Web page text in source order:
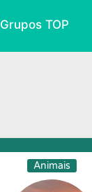
Grupos TOP
Novelas
Animais